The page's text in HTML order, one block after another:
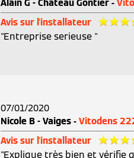
Alain G - Chateau Gontier -
Avis sur l'installateur
"Entreprise serieuse "
07/01/2020
Nicole B - Vaiges - Vitodens
Avis sur l'installateur
"Explique très bien et vérifie